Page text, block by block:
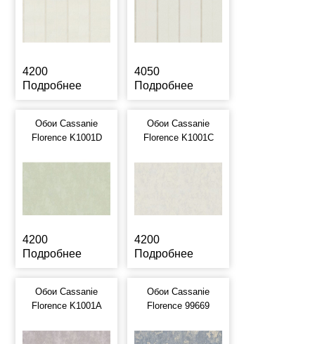
4200
Подробнее
4050
Подробнее
Обои Cassanie
Florence K1001D
4200
Подробнее
Обои Cassanie
Florence K1001C
4200
Подробнее
Обои Cassanie
Florence K1001A
Обои Cassanie
Florence 99669